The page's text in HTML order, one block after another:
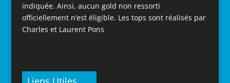
indiquée. Ainsi, aucun gold non ressorti
officiellement n’est éligible. Les tops sont réalisés par
Charles et Laurent Pons